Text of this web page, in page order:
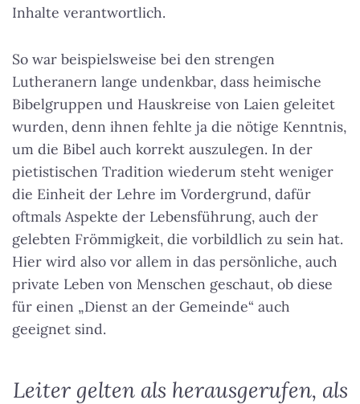
Inhalte verantwortlich.
So war beispielsweise bei den strengen
Lutheranern lange undenkbar, dass heimische
Bibelgruppen und Hauskreise von Laien geleitet
wurden, denn ihnen fehlte ja die nötige Kenntnis,
um die Bibel auch korrekt auszulegen. In der
pietistischen Tradition wiederum steht weniger
die Einheit der Lehre im Vordergrund, dafür
oftmals Aspekte der Lebensführung, auch der
gelebten Frömmigkeit, die vorbildlich zu sein hat.
Hier wird also vor allem in das persönliche, auch
private Leben von Menschen geschaut, ob diese
für einen „Dienst an der Gemeinde“ auch
geeignet sind.
Leiter gelten als herausgerufen, als